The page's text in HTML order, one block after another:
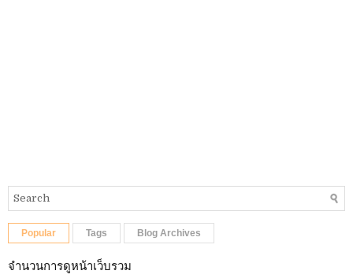
Popular Tags Blog Archives
จำนวนการดูหน้าเว็บรวม